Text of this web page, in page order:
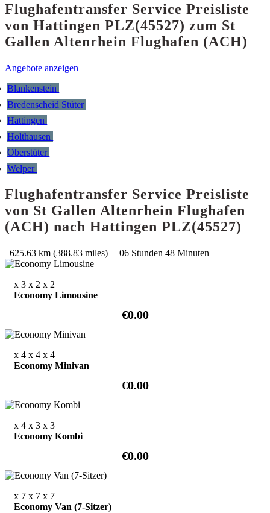
Flughafentransfer Service Preisliste
von Hattingen PLZ(45527) zum St
Gallen Altenrhein Flughafen (ACH)
Angebote anzeigen
Blankenstein
Bredenscheid Stüter
Hattingen
Holthausen
Oberstüter
Welper
Flughafentransfer Service Preisliste
von St Gallen Altenrhein Flughafen
(ACH) nach Hattingen PLZ(45527)
625.63 km (388.83 miles) | 06 Stunden 48 Minuten
x 3 x 2 x 2
Economy Limousine
€0.00
x 4 x 4 x 4
Economy Minivan
€0.00
x 4 x 3 x 3
Economy Kombi
€0.00
x 7 x 7 x 7
Economy Van (7-Sitzer)